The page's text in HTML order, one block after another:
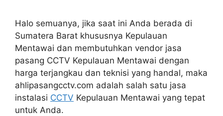
Halo semuanya, jika saat ini Anda berada di
Sumatera Barat khususnya Kepulauan
Mentawai dan membutuhkan vendor jasa
pasang CCTV Kepulauan Mentawai dengan
harga terjangkau dan teknisi yang handal, maka
ahlipasangcctv.com adalah salah satu jasa
instalasi CCTV Kepulauan Mentawai yang tepat
untuk Anda.